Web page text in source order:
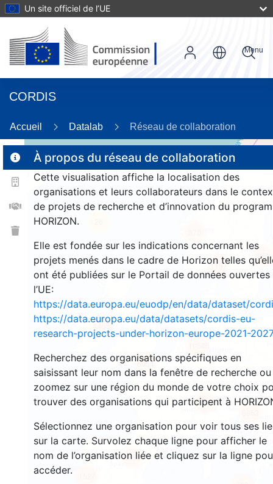
Un site officiel de l’UE
CORDIS
Menu
Accueil Datalab Réseau de collaboration
À propos du réseau de collaboration
Cette visualisation affiche la localisation des
organisations et leurs collaborateurs dans le
de projets de recherche et d’innovation du
HORIZON.
Elle est fondée sur les indications concernant les
projets menés dans le cadre de Horizon telles
ont été publiées sur le Portail de données ouvertes
l’UE:
https://data.europa.eu/euodp/en/data/dataset/
https://data.europa.eu/data/datasets/cordis-eu-
research-projects-under-horizon-europe-2021-2027
Recherchez des organisations spécifiques en
saisissant leur nom dans la fenêtre de recherche ou
zoomez sur une région du monde de votre choix
trouver des organisations qui participent à
Sélectionnez une organisation pour voir tous ses
sur la carte. Survolez chaque ligne pour afficher le
nom de l’organisation liée et cliquez sur la ligne
accéder.
1197
968
1455
6054
6284
9042